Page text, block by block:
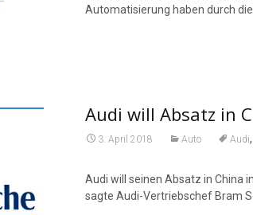
Automatisierung haben durch
Audi will Absatz in
3. April 2018 Auto Audi,
Audi will seinen Absatz in China
sagte Audi-Vertriebschef Bram